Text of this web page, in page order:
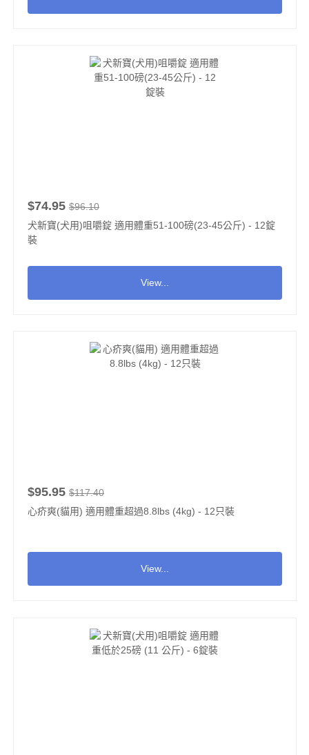
$74.95 $96.10
犬新寶(犬用)咀嚼錠 適用體重51-100磅(23-45公斤) - 12錠
裝
View...
$95.95 $117.40
心疥爽(貓用) 適用體重超過8.8lbs (4kg) - 12只裝
View...